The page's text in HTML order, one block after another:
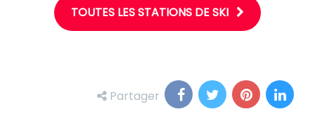
TOUTES LES STATIONS DE SKI
Partager